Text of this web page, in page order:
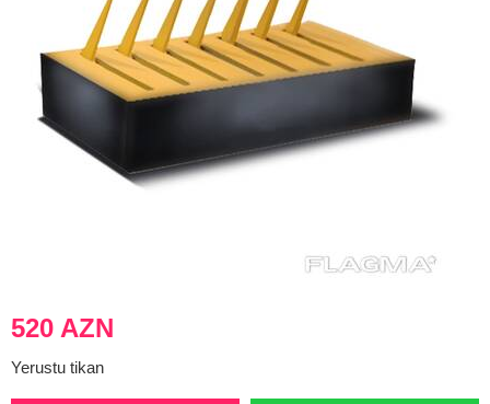
520 AZN
Yerustu tikan